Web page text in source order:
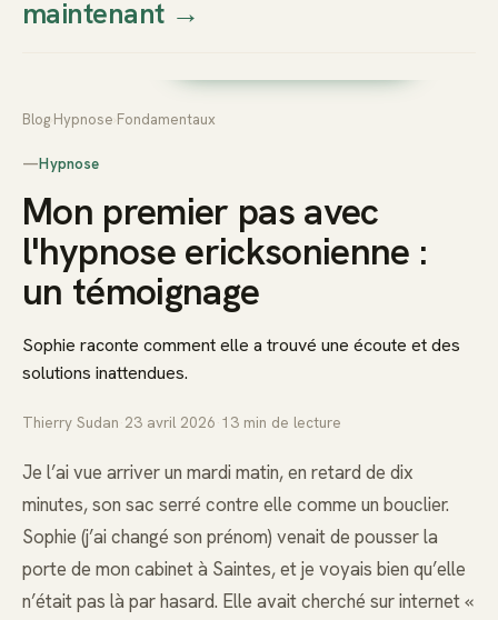
Thierry
Prendre rendez-vous dès
maintenant→
Blog Hypnose Fondamentaux
—Hypnose
Mon premier pas avec
l'hypnose ericksonienne :
un témoignage
Sophie raconte comment elle a trouvé une écoute et des
solutions inattendues.
Thierry Sudan 23 avril 2026 13 min de lecture
Je l’ai vue arriver un mardi matin, en retard de dix
minutes, son sac serré contre elle comme un bouclier.
Sophie (j’ai changé son prénom) venait de pousser la
porte de mon cabinet à Saintes, et je voyais bien qu’elle
n’était pas là par hasard. Elle avait cherché sur internet «